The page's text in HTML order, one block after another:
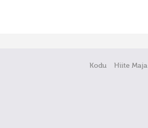
Kodu Hiite Maja